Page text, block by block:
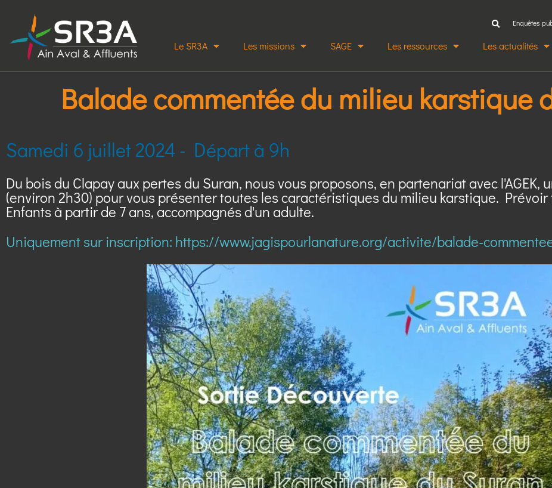
Enquêtes
Le SR3A Les missions SAGE Les ressources Les actualités
Balade commentée du milieu karstique
Samedi 6 juillet 2024 - Départ à 9h
Du bois du Clapay aux pertes du Suran, nous vous proposons, en partenariat avec l'AGEK,
(environ 2h30) pour vous présenter toutes les caractéristiques du milieu karstique.
Enfants à partir de 7 ans, accompagnés d'un adulte.
Uniquement sur inscription: https://www.jagispourlanature.org/activite/balade-